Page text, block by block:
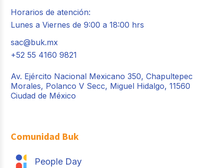
Horarios de atención:
Lunes a Viernes de 9:00 a 18:00 hrs
sac@buk.mx
+52 55 4160 9821
Av. Ejército Nacional Mexicano 350, Chapultepec
Morales, Polanco V Secc, Miguel Hidalgo, 11560
Ciudad de México
Comunidad Buk
People Day